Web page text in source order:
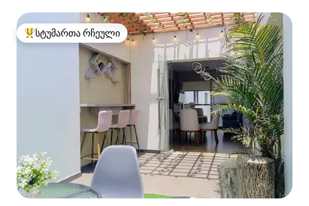
სტუმართა რჩეული მოწინავე ვარიანტი
სტუმართა რჩეული